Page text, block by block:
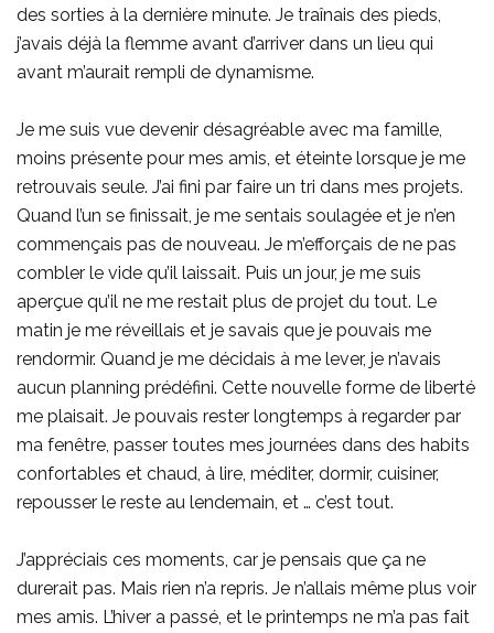
des sorties à la dernière minute. Je traînais des pieds,
j’avais déjà la flemme avant d’arriver dans un lieu qui
avant m’aurait rempli de dynamisme.
Je me suis vue devenir désagréable avec ma famille,
moins présente pour mes amis, et éteinte lorsque je me
retrouvais seule. J’ai fini par faire un tri dans mes projets.
Quand l’un se finissait, je me sentais soulagée et je n’en
commençais pas de nouveau. Je m’efforçais de ne pas
combler le vide qu’il laissait. Puis un jour, je me suis
aperçue qu’il ne me restait plus de projet du tout. Le
matin je me réveillais et je savais que je pouvais me
rendormir. Quand je me décidais à me lever, je n’avais
aucun planning prédéfini. Cette nouvelle forme de liberté
me plaisait. Je pouvais rester longtemps à regarder par
ma fenêtre, passer toutes mes journées dans des habits
confortables et chaud, à lire, méditer, dormir, cuisiner,
repousser le reste au lendemain, et … c’est tout.
J’appréciais ces moments, car je pensais que ça ne
durerait pas. Mais rien n’a repris. Je n’allais même plus voir
mes amis. L’hiver a passé, et le printemps ne m’a pas fait